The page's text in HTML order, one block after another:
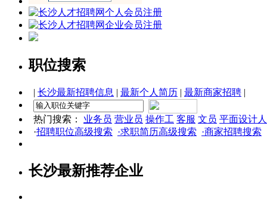
职位搜索
| 长沙最新招聘信息 | 最新个人简历 | 最新商家招聘 |
热门搜索： 业务员 营业员 操作工 客服 文员 平面设计
·招聘职位高级搜索 ·求职简历高级搜索 ·商家招聘搜索
长沙最新推荐企业